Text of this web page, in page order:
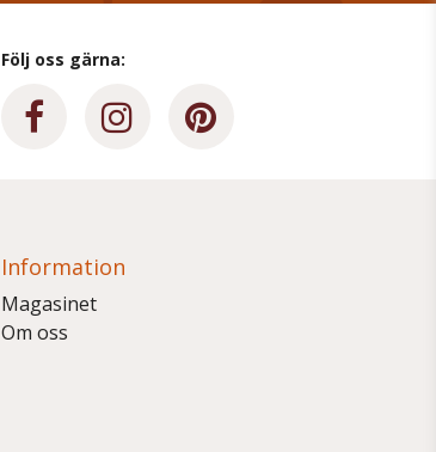
Följ oss gärna:
Information
Magasinet
Om oss